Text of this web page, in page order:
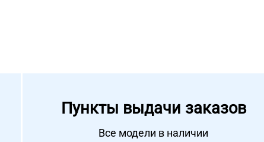
Пункты выдачи заказов
Все модели в наличии